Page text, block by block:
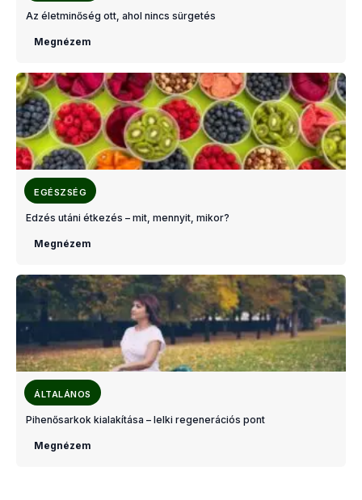
Az életminőség ott, ahol nincs sürgetés
Megnézem
EGÉSZSÉG
Edzés utáni étkezés – mit, mennyit, mikor?
Megnézem
ÁLTALÁNOS
Pihenősarkok kialakítása – lelki regenerációs pont
Megnézem